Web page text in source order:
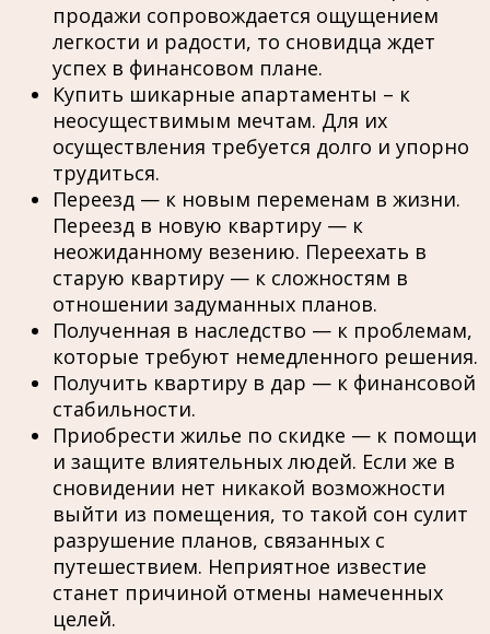
продажи сопровождается ощущением
легкости и радости, то сновидца ждет
успех в финансовом плане.
Купить шикарные апартаменты – к
неосуществимым мечтам. Для их
осуществления требуется долго и упорно
трудиться.
Переезд — к новым переменам в жизни.
Переезд в новую квартиру — к
неожиданному везению. Переехать в
старую квартиру — к сложностям в
отношении задуманных планов.
Полученная в наследство — к проблемам,
которые требуют немедленного решения.
Получить квартиру в дар — к финансовой
стабильности.
Приобрести жилье по скидке — к помощи
и защите влиятельных людей. Если же в
сновидении нет никакой возможности
выйти из помещения, то такой сон сулит
разрушение планов, связанных с
путешествием. Неприятное известие
станет причиной отмены намеченных
целей.